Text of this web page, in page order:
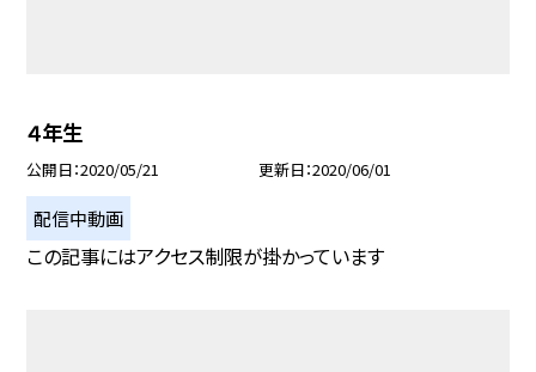
４年生
公開日 2020/05/21 更新日 2020/06/01
配信中動画
この記事にはアクセス制限が掛かっています